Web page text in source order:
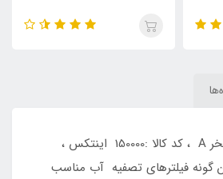
فیلتر تصفیه آب استخر A ، کد کالا :150000 اینتکس ،
، این گونه فیلترهای تصفیه آب مناسب